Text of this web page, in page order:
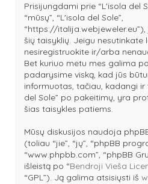
Prisijungdami prie “L'isola del
“mūsų”, “L'isola del Sole”,
“https://
šių taisyklių. Jeigu nesutinkate
nesiregistruokite ir/arba
Bet kuriuo metu mes galima
padarysime viską, kad jūs
informuotas, tačiau, kadangi
del Sole” po pakeitimų, yra
šias taisykles patiems.
Mūsų diskusijos naudoja
(toliau “jie”, “jų”, “phpBB
“www.phpbb.com”, “phpBB
išleistą po “Bendroji Vieša
“GPL”). Ją galima atsisiųsti iš